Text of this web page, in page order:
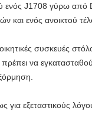
ενός J1708 γύρω
και ενός ανοικτού
συσκευές
να
για εξεταστικούς